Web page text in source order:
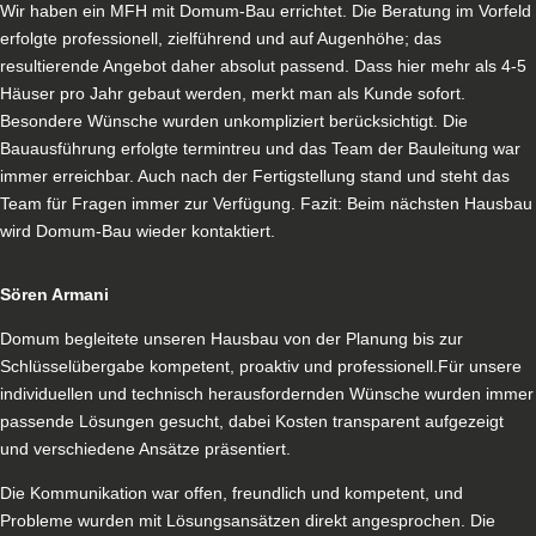
Wir haben ein MFH mit Domum-Bau errichtet. Die Beratung im Vorfeld
erfolgte professionell, zielführend und auf Augenhöhe; das
resultierende Angebot daher absolut passend. Dass hier mehr als 4-5
Häuser pro Jahr gebaut werden, merkt man als Kunde sofort.
Besondere Wünsche wurden unkompliziert berücksichtigt. Die
Bauausführung erfolgte termintreu und das Team der Bauleitung war
immer erreichbar. Auch nach der Fertigstellung stand und steht das
Team für Fragen immer zur Verfügung. Fazit: Beim nächsten Hausbau
wird Domum-Bau wieder kontaktiert.
Sören Armani
Domum begleitete unseren Hausbau von der Planung bis zur
Schlüsselübergabe kompetent, proaktiv und professionell.Für unsere
individuellen und technisch herausfordernden Wünsche wurden immer
passende Lösungen gesucht, dabei Kosten transparent aufgezeigt
und verschiedene Ansätze präsentiert.
Die Kommunikation war offen, freundlich und kompetent, und
Probleme wurden mit Lösungsansätzen direkt angesprochen. Die